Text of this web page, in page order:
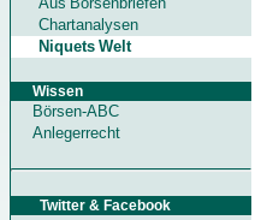
Chartanalysen
Niquets Welt
Wissen
Börsen-ABC
Anlegerrecht
Twitter & Facebook